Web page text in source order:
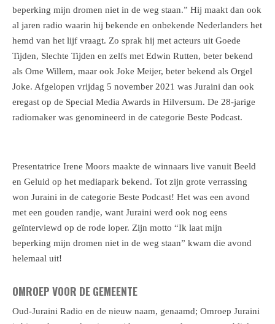
beperking mijn dromen niet in de weg staan.” Hij maakt dan ook
al jaren radio waarin hij bekende en onbekende Nederlanders het
hemd van het lijf vraagt. Zo sprak hij met acteurs uit Goede
Tijden, Slechte Tijden en zelfs met Edwin Rutten, beter bekend
als Ome Willem, maar ook Joke Meijer, beter bekend als Orgel
Joke. Afgelopen vrijdag 5 november 2021 was Juraini dan ook
eregast op de Special Media Awards in Hilversum. De 28-jarige
radiomaker was genomineerd in de categorie Beste Podcast.
Presentatrice Irene Moors maakte de winnaars live vanuit Beeld
en Geluid op het mediapark bekend. Tot zijn grote verrassing
won Juraini in de categorie Beste Podcast! Het was een avond
met een gouden randje, want Juraini werd ook nog eens
geïnterviewd op de rode loper. Zijn motto “Ik laat mijn
beperking mijn dromen niet in de weg staan” kwam die avond
helemaal uit!
OMROEP VOOR DE GEMEENTE
Oud-Juraini Radio en de nieuw naam, genaamd; Omroep Juraini